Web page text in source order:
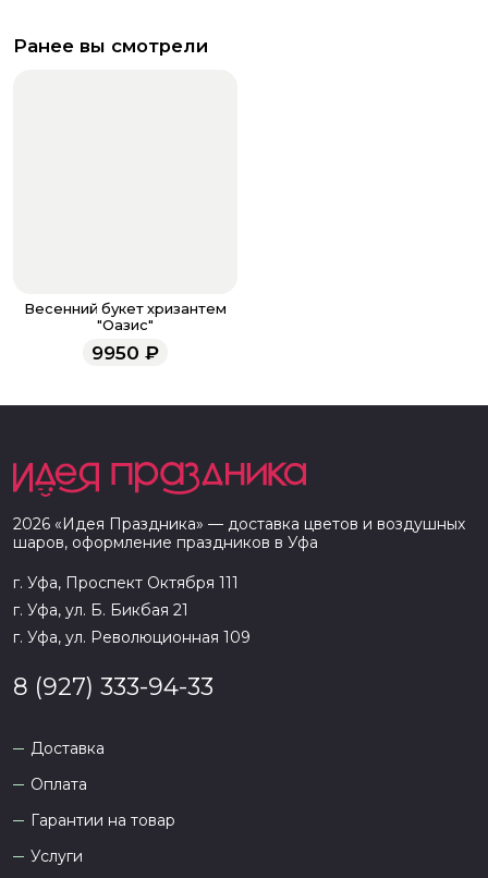
Ранее вы смотрели
Весенний букет хризантем
"Оазис"
9950 ₽
2026 «Идея Праздника» — доставка цветов и воздушных
шаров, оформление праздников в Уфа
г. Уфа, Проспект Октября 111
г. Уфа, ул. Б. Бикбая 21
г. Уфа, ул. Революционная 109
8 (927) 333-94-33
Доставка
Оплата
Гарантии на товар
Услуги